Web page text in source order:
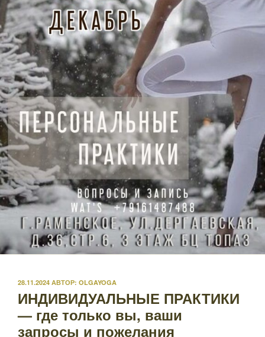
ОПУБЛИКОВАНО
28.11.2024 АВТОР: OLGAYOGA
ИНДИВИДУАЛЬНЫЕ ПРАКТИКИ
— где только вы, ваши
запросы и пожелания